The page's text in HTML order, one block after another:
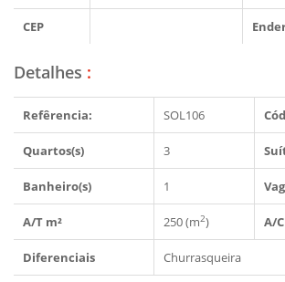
CEP
Detalhes :
Refêrencia: SOL106
Quartos(s) 3
Banheiro(s) 1
A/T m² 250 (m2) A/
Diferenciais Churrasqueira